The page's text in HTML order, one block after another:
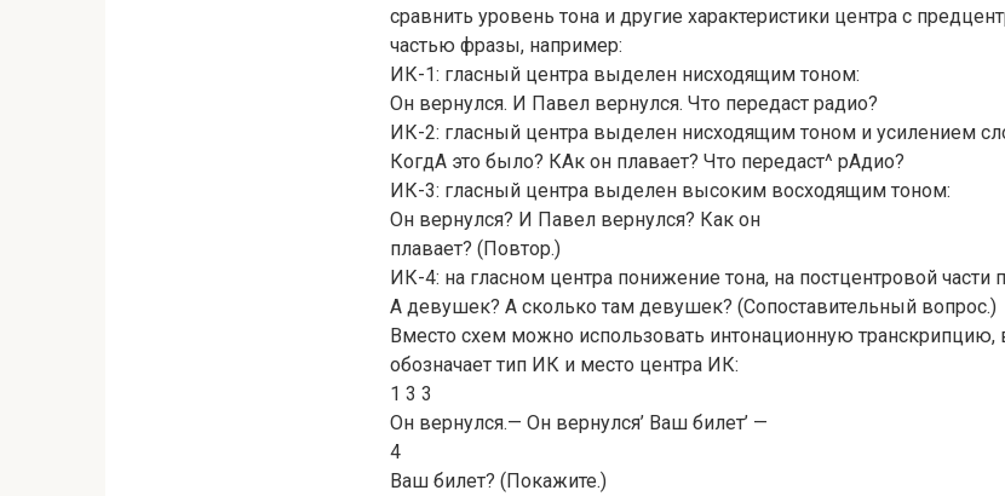
сравнить уровень тона и другие характеристики центра с
частью фразы, например:
ИК-1: гласный центра выделен нисходящим тоном:
Он вернулся. И Павел вернулся. Что передаст радио?
ИК-2: гласный центра выделен нисходящим тоном и усилением
КогдА это было? КАк он плавает? Что передаст^ рАдио?
ИК-3: гласный центра выделен высоким восходящим тоном:
Он вернулся? И Павел вернулся? Как он
плавает? (Повтор.)
ИК-4: на гласном центра понижение тона, на постцентровой
А девушек? А сколько там девушек? (Сопоставительный вопрос.)
Вместо схем можно использовать интонационную транскрипцию,
обозначает тип ИК и место центра ИК:
1 3 3
Он вернулся.— Он вернулся’ Ваш билет’ —
4
Ваш билет? (Покажите.)